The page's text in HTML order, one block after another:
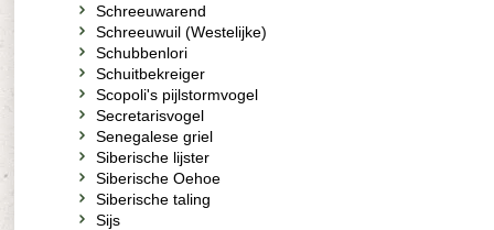
Schreeuwarend
Schreeuwuil (Westelijke)
Schubbenlori
Schuitbekreiger
Scopoli's pijlstormvogel
Secretarisvogel
Senegalese griel
Siberische lijster
Siberische Oehoe
Siberische taling
Sijs